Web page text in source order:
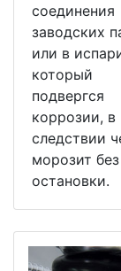
соединения
заводских
или в
который
подвергся
коррозии, в
следствии
морозит без
остановки.